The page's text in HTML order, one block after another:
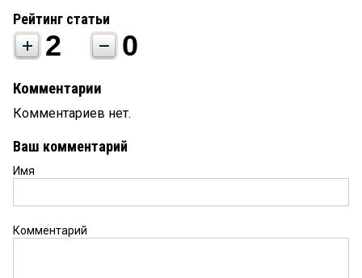
Рейтинг статьи
2 0
Комментарии
Комментариев нет.
Ваш комментарий
Имя
Комментарий